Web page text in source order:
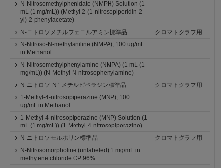
N-Nitrosomethylphenidate (NMPH) Solution (1
mL (1 mg/mL)) (Methyl 2-(1-nitrosopiperidin-2-
yl)-2-phenylacetate)
N-ニトロソメチルフェニルアミン標準品
クロマトグラフ用
N-Nitroso-N-methylaniline (NMPA), 100 ug/mL
in Methanol
N-Nitrosomethylphenylamine (NMPA) (1 mL (1
mg/mL)) (N-Methyl-N-nitrosophenylamine)
N-ニトロソ-N '-メチルピペラジン標準品
クロマトグラフ用
1-Methyl-4-nitrosopiperazine (MNP), 100
ug/mL in Methanol
1-Methyl-4-nitrosopiperazine (MNP) Solution (1
mL (1 mg/mL)) (1-Methyl-4-nitrosopiperazine)
N-ニトロソモルホリン標準品
クロマトグラフ用
N-Nitrosomorpholine (unlabeled) 1 mg/mL in
methylene chloride CP 96%